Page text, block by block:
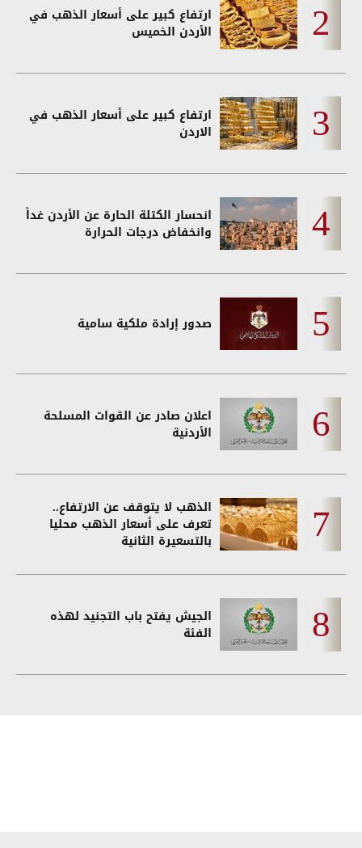
ارتفاع كبير على أسعار الذهب في
الأردن الخميس
ارتفاع كبير على أسعار الذهب في
الاردن
انحسار الكتلة الحارة عن الأردن غداً
وانخفاض درجات الحرارة
صدور إرادة ملكية سامية
اعلان صادر عن القوات المسلحة
الأردنية
الذهب لا يتوقف عن الارتفاع..
تعرف على أسعار الذهب محليا
بالتسعيرة الثانية
الجيش يفتح باب التجنيد لهذه
الفئة